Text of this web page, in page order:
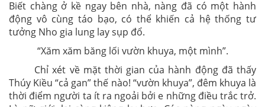
Biết chàng ở kề ngay bên nhà, nàng đã có một hành
động vô cùng táo bạo, có thể khiến cả hệ thống tư
tưởng Nho gia lung lay sụp đổ.
“Xăm xăm băng lối vườn khuya, một mình”.
Chỉ xét về mặt thời gian của hành động đã thấy
Thúy Kiều “cả gan” thế nào! “vườn khuya”, đêm khuya là
thời điểm người ta ít ra ngoải bởi e những điều trắc trở.